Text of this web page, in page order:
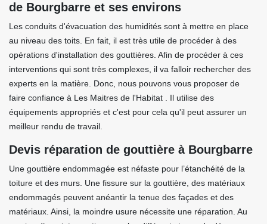
de Bourgbarre et ses environs
Les conduits d'évacuation des humidités sont à mettre en place
au niveau des toits. En fait, il est très utile de procéder à des
opérations d'installation des gouttières. Afin de procéder à ces
interventions qui sont très complexes, il va falloir rechercher des
experts en la matière. Donc, nous pouvons vous proposer de
faire confiance à Les Maitres de l'Habitat . Il utilise des
équipements appropriés et c'est pour cela qu'il peut assurer un
meilleur rendu de travail.
Devis réparation de gouttière à Bourgbarre
Une gouttière endommagée est néfaste pour l’étanchéité de la
toiture et des murs. Une fissure sur la gouttière, des matériaux
endommagés peuvent anéantir la tenue des façades et des
matériaux. Ainsi, la moindre usure nécessite une réparation. Au